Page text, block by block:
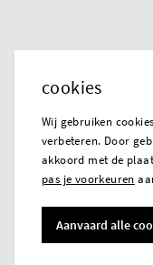
cookies
Wij gebruiken
verbeteren. Door
akkoord met de
pas je voorkeuren
Aanvaard alle